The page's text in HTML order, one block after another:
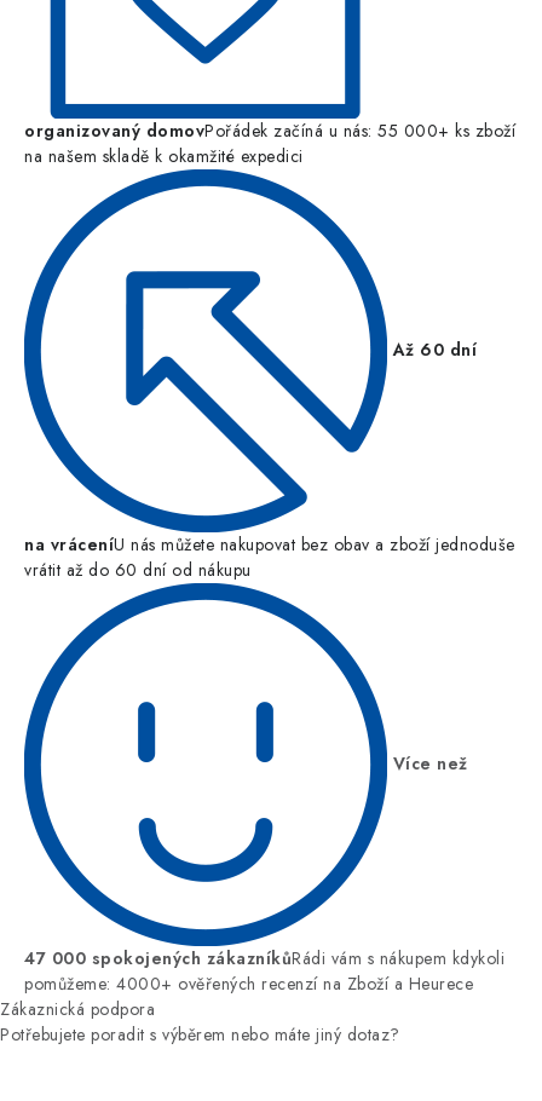
organizovaný domovPořádek začíná u nás: 55 000+ ks zboží
na našem skladě k okamžité expedici
Až 60 dní
na vráceníU nás můžete nakupovat bez obav a zboží jednoduše
vrátit až do 60 dní od nákupu
Více než
47 000 spokojených zákazníkůRádi vám s nákupem kdykoli
pomůžeme: 4000+ ověřených recenzí na Zboží a Heurece
Zákaznická podpora
Potřebujete poradit s výběrem nebo máte jiný dotaz?